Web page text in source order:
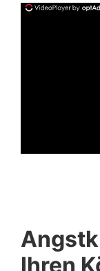
Ihren